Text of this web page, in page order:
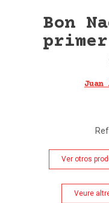
Bon
Ver otros
Veure